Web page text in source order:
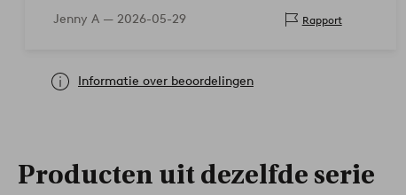
Jenny A — 2026-05-29 Rapport
Informatie over beoordelingen
Producten uit dezelfde serie